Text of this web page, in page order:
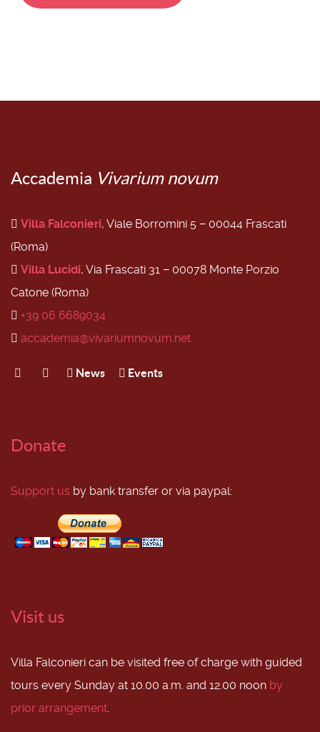
Accademia Vivarium novum
Villa Falconieri, Viale Borromini 5 − 00044 Frascati
(Roma)
Villa Lucidi, Via Frascati 31 − 00078 Monte Porzio
Catone (Roma)
+39 06 6689034
accademia@vivariumnovum.net
News Events
Donate
Support us by bank transfer or via paypal:
Visit us
Villa Falconieri can be visited free of charge with guided
tours every Sunday at 10.00 a.m. and 12.00 noon by
prior arrangement